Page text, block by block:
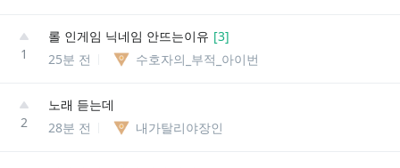
1
롤 인게임 닉네임 안뜨는이유 [3]
25분 전
수호자의_부적_아이번
2
노래 듣는데
28분 전
내가탈리야장인